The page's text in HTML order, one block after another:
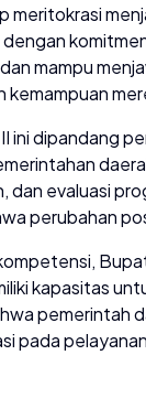
meritokrasi
dengan
mampu
kemampuan
ini dipandang
dan evaluasi
perubahan
kapasitas
pemerintah
pada